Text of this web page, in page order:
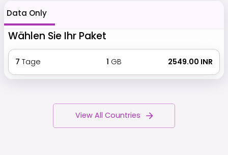
Data Only
Wählen Sie Ihr Paket
7 Tage 1 GB ₹ 2549.00 INR
View All Countries